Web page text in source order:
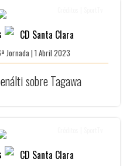
CD Santa Clara
Jornada | 1 Abril 2023
sobre Tagawa
CD Santa Clara